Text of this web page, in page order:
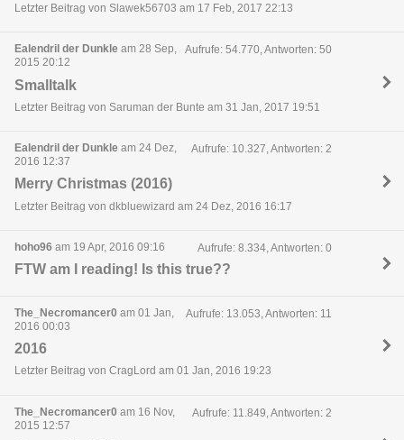
Letzter Beitrag von Slawek56703 am 17 Feb, 2017 22:13
Ealendril der Dunkle am 28 Sep,
2015 20:12
Aufrufe: 54.770, Antworten: 50
Smalltalk
Letzter Beitrag von Saruman der Bunte am 31 Jan, 2017 19:51
Ealendril der Dunkle am 24 Dez,
2016 12:37
Aufrufe: 10.327, Antworten: 2
Merry Christmas (2016)
Letzter Beitrag von dkbluewizard am 24 Dez, 2016 16:17
hoho96 am 19 Apr, 2016 09:16 Aufrufe: 8.334, Antworten: 0
FTW am I reading! Is this true??
The_Necromancer0 am 01 Jan,
2016 00:03
Aufrufe: 13.053, Antworten: 11
2016
Letzter Beitrag von CragLord am 01 Jan, 2016 19:23
The_Necromancer0 am 16 Nov,
2015 12:57
Aufrufe: 11.849, Antworten: 2